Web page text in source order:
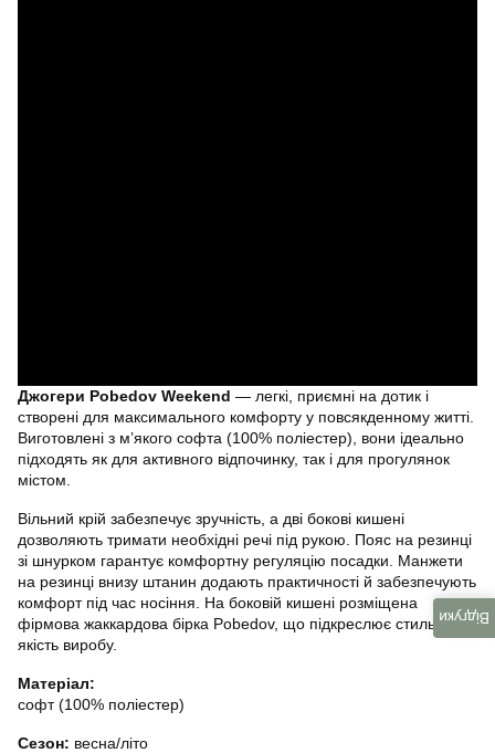
Джогери Pobedov Weekend — легкі, приємні на дотик і
створені для максимального комфорту у повсякденному житті.
Виготовлені з м’якого софта (100% поліестер), вони ідеально
підходять як для активного відпочинку, так і для прогулянок
містом.
Вільний крій забезпечує зручність, а дві бокові кишені
дозволяють тримати необхідні речі під рукою. Пояс на резинці
зі шнурком гарантує комфортну регуляцію посадки. Манжети
на резинці внизу штанин додають практичності й забезпечують
комфорт під час носіння. На боковій кишені розміщена
фірмова жаккардова бірка Pobedov, що підкреслює стиль і
якість виробу.
Матеріал:
софт (100% поліестер)
Сезон: весна/літо
Відгуки